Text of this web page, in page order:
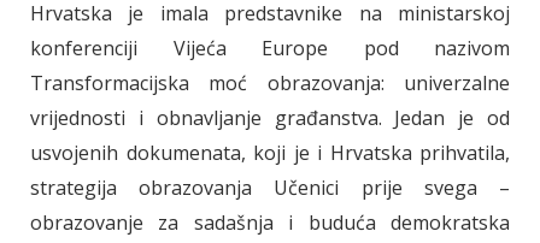
Hrvatska je imala predstavnike na ministarskoj
konferenciji Vijeća Europe pod nazivom
Transformacijska moć obrazovanja: univerzalne
vrijednosti i obnavljanje građanstva. Jedan je od
usvojenih dokumenata, koji je i Hrvatska prihvatila,
strategija obrazovanja Učenici prije svega –
obrazovanje za sadašnja i buduća demokratska